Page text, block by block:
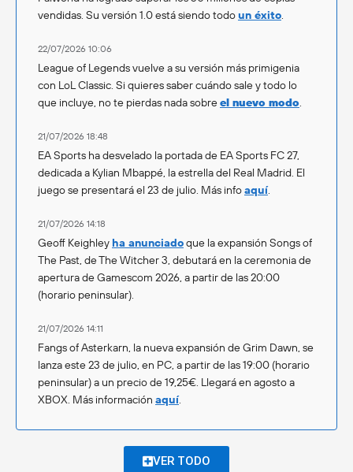
vendidas. Su versión 1.0 está siendo todoun éxito.
22/07/2026 10:06
League of Legends vuelve a su versión más primigenia
con LoL Classic. Si quieres saber cuándo sale y todo lo
que incluye, no te pierdas nada sobreel nuevo modo.
21/07/2026 18:48
EA Sports ha desvelado la portada de EA Sports FC 27,
dedicada a Kylian Mbappé, la estrella del Real Madrid. El
juego se presentará el 23 de julio. Más infoaquí.
21/07/2026 14:18
Geoff Keighley ha anunciadoque la expansión Songs of
The Past, de The Witcher 3, debutará en la ceremonia de
apertura de Gamescom 2026, a partir de las 20:00
(horario peninsular).
21/07/2026 14:11
Fangs of Asterkarn, la nueva expansión de Grim Dawn, se
lanza este 23 de julio, en PC, a partir de las 19:00 (horario
peninsular) a un precio de 19,25€. Llegará en agosto a
XBOX. Más información aquí.
VER TODO